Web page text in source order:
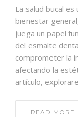
La salud bucal
bienestar
juega un papel
del esmalte
comprometer la
afectando la
artículo,
READ MORE